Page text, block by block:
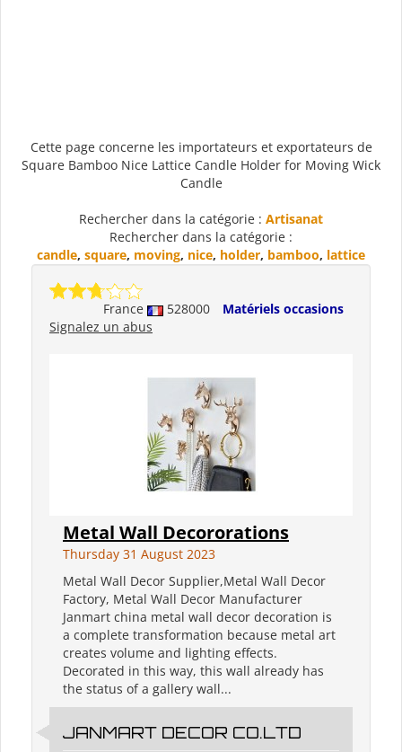
Cette page concerne les importateurs et exportateurs de
Square Bamboo Nice Lattice Candle Holder for Moving Wick
Candle
Rechercher dans la catégorie : Artisanat
Rechercher dans la catégorie :
candle, square, moving, nice, holder, bamboo, lattice
France 528000
Matériels occasions
Signalez un abus
Metal Wall Decororations
Thursday 31 August 2023
Metal Wall Decor Supplier,Metal Wall Decor
Factory, Metal Wall Decor Manufacturer
Janmart china metal wall decor decoration is
a complete transformation because metal art
creates volume and lighting effects.
Decorated in this way, this wall already has
the status of a gallery wall...
JANMART DECOR CO.LTD